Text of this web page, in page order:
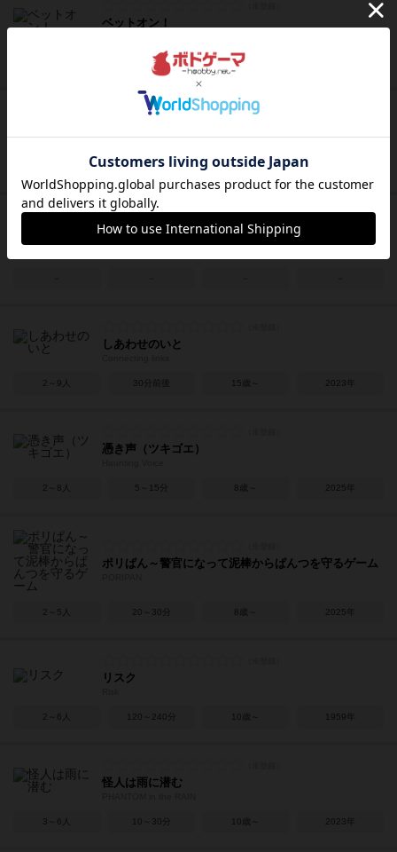
ベットオン！
30～60分 8歳～
5～10分 10歳～
しあわせのいとマイルド版カードセット
しあわせのいと
2～9人 30分前後 15歳～ 2023年
憑き声（ツキゴエ）
2～8人 5～15分 8歳～ 2025年
ポリぱん～警官になって泥棒からぱんつを守るゲーム
2～5人 20～30分 8歳～ 2025年
リスク
2～6人 120～240分 10歳～ 1959年
怪人は雨に潜む
3～6人 10～30分 10歳～ 2023年